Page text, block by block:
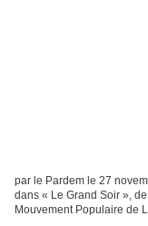
par le Pardem le 27
dans « Le Grand Soir »,
Mouvement Populaire de